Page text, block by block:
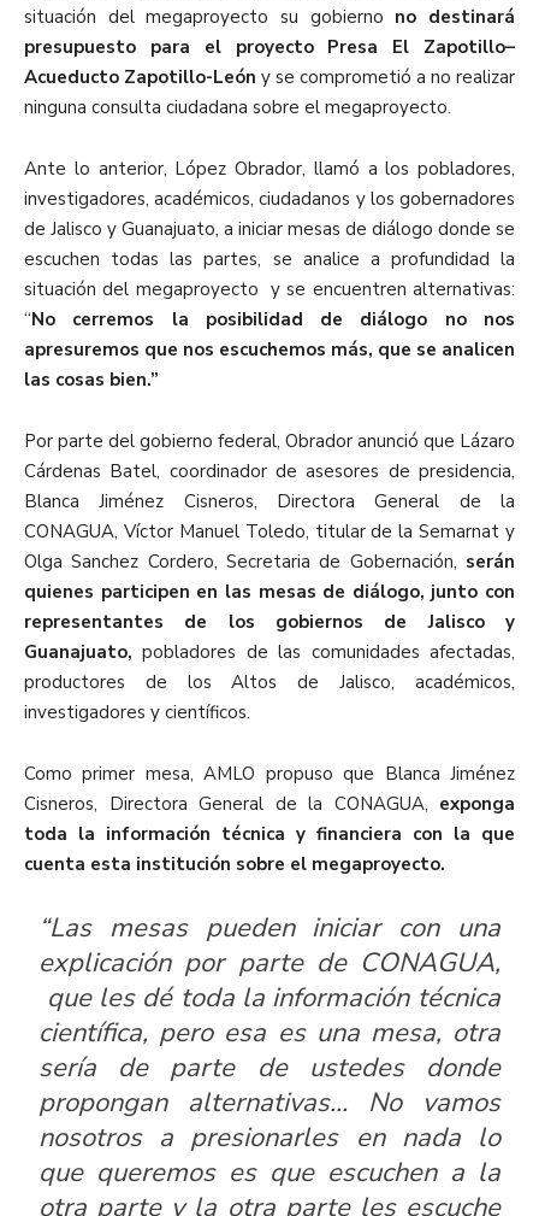
situación del megaproyecto su gobierno no destinará
presupuesto para el proyecto Presa El Zapotillo–
Acueducto Zapotillo-León y se comprometió a no realizar
ninguna consulta ciudadana sobre el megaproyecto.
Ante lo anterior, López Obrador, llamó a los pobladores,
investigadores, académicos, ciudadanos y los gobernadores
de Jalisco y Guanajuato, a iniciar mesas de diálogo donde se
escuchen todas las partes, se analice a profundidad la
situación del megaproyecto y se encuentren alternativas:
“No cerremos la posibilidad de diálogo no nos
apresuremos que nos escuchemos más, que se analicen
las cosas bien.”
Por parte del gobierno federal, Obrador anunció que Lázaro
Cárdenas Batel, coordinador de asesores de presidencia,
Blanca Jiménez Cisneros, Directora General de la
CONAGUA, Víctor Manuel Toledo, titular de la Semarnat y
Olga Sanchez Cordero, Secretaria de Gobernación, serán
quienes participen en las mesas de diálogo, junto con
representantes de los gobiernos de Jalisco y
Guanajuato, pobladores de las comunidades afectadas,
productores de los Altos de Jalisco, académicos,
investigadores y científicos.
Como primer mesa, AMLO propuso que Blanca Jiménez
Cisneros, Directora General de la CONAGUA, exponga
toda la información técnica y financiera con la que
cuenta esta institución sobre el megaproyecto.
“Las mesas pueden iniciar con una
explicación por parte de CONAGUA,
que les dé toda la información técnica
científica, pero esa es una mesa, otra
sería de parte de ustedes donde
propongan alternativas… No vamos
nosotros a presionarles en nada lo
que queremos es que escuchen a la
otra parte y la otra parte les escuche